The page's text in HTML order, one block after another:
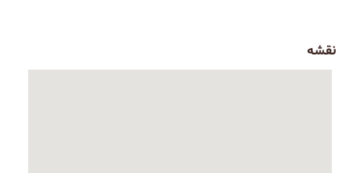
نقشه